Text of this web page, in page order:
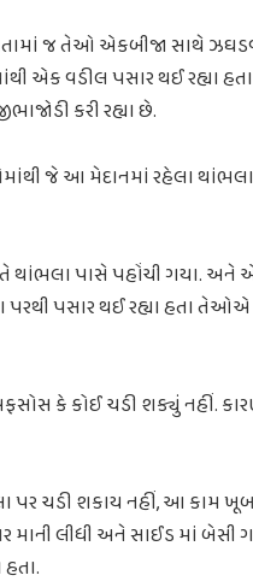
જ તેઓ એકબીજા સાથે
એક વડીલ પસાર થઈ
કરી રહ્યા છે.
જે આ મેદાનમાં રહેલા
પાસે પહોંચી ગયા. અને
પરથી પસાર થઈ રહ્યા હતા
કે કોઈ ચડી શક્યું નહીં.
પર ચડી શકાય નહીં, આ કામ
લીધી અને સાઈડ માં બેસી